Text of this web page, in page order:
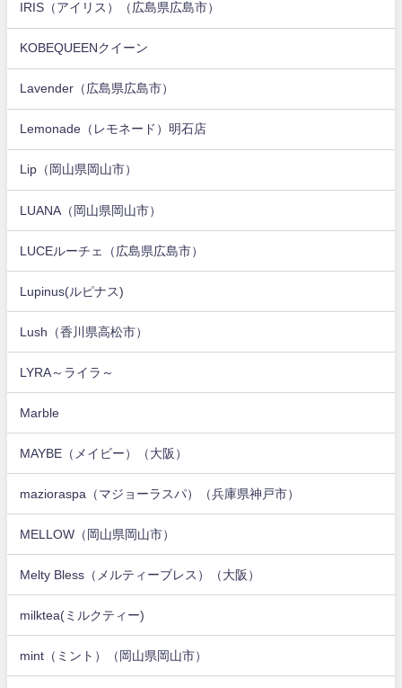
IRIS（アイリス）（広島県広島市）
KOBEQUEENクイーン
Lavender（広島県広島市）
Lemonade（レモネード）明石店
Lip（岡山県岡山市）
LUANA（岡山県岡山市）
LUCEルーチェ（広島県広島市）
Lupinus(ルピナス)
Lush（香川県高松市）
LYRA～ライラ～
Marble
MAYBE（メイビー）（大阪）
mazioraspa（マジョーラスパ）（兵庫県神戸市）
MELLOW（岡山県岡山市）
Melty Bless（メルティーブレス）（大阪）
milktea(ミルクティー)
mint（ミント）（岡山県岡山市）